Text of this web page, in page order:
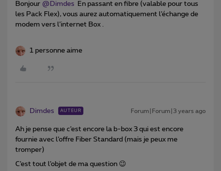
Bonjour @Dimdes En passant en fibre (valable pour tous
les Pack Flex), vous aurez automatiquement l’échange de
modem vers l’internet Box .
1 personne aime
Dimdes AUTEUR Forum|Forum|3 years ago
Ah je pense que c’est encore la b-box 3 qui est encore
fournie avec l’offre Fiber Standard (mais je peux me
tromper)
C’est tout l’objet de ma question 😉